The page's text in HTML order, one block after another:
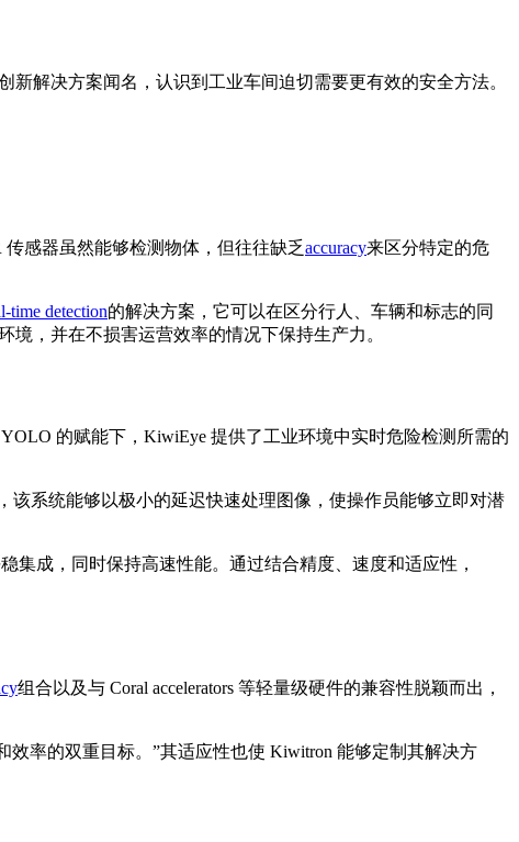
新解决方案闻名，认识到工业车间迫切需要更有效的安全方法。
感器虽然能够检测物体，但往往缺乏accuracy来区分特定的危
time detection的解决方案，它可以在区分行人、车辆和标志的同
，并在不损害运营效率的情况下保持生产力。
的赋能下，KiwiEye 提供了工业环境中实时危险检测所需的
，该系统能够以极小的延迟快速处理图像，使操作员能够立即对潜
成，同时保持高速性能。通过结合精度、速度和适应性，
组合以及与 Coral accelerators 等轻量级硬件的兼容性脱颖而出，
率的双重目标。”其适应性也使 Kiwitron 能够定制其解决方